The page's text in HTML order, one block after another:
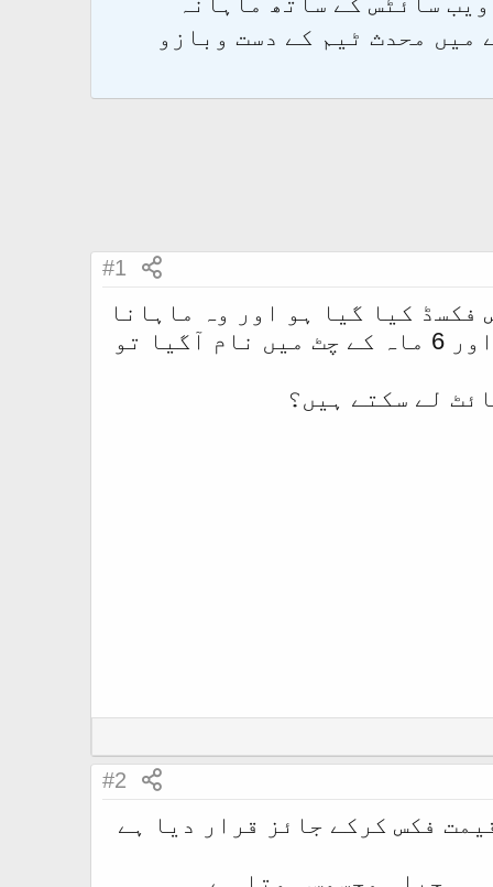
میں محدث ٹیم کے دست وبازو
#1
کیا گیا ہو اور وہ ماہانا
چٹ اٹھاتے ہیں اس میں نام آگیا تو 4 انسٹالمنٹ فری دیتے ہیں اور 6 ماہ كے چٹ میں نام آگیا تو
لے سکتے ہیں؟
#2
فکس کرکے جائز قرار دیا ہے